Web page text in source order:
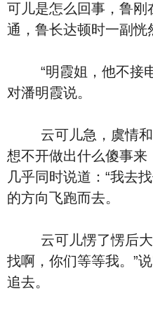
可儿是怎么回事，鲁刚
通，鲁长达顿时一副恍
“明霞姐，他不接电
对潘明霞说。
云可儿急，虞情和
想不开做出什么傻事来
几乎同时说道：“我去
的方向飞跑而去。
云可儿愣了愣后大
找啊，你们等等我。”
追去。